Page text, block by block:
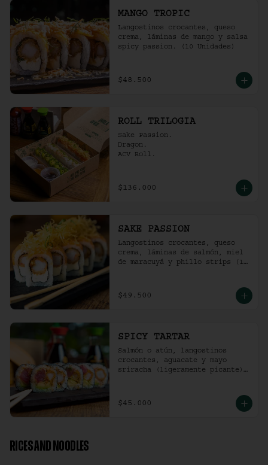
MANGO TROPIC
Langostinos crocantes, queso
crema, láminas de mango y salsa
spicy passion. (10 Unidades)
$48.500
ROLL TRILOGIA
Sake Passion.
Dragon.
ACV Roll.
$136.000
SAKE PASSION
Langostinos crocantes, queso
crema, láminas de salmón, miel
de maracuyá y phillo strips (10
$49.500
SPICY TARTAR
Salmón o atún, langostinos
crocantes, aguacate y mayo
sriracha (ligeramente picante).
$45.000
RICES AND NOODLES